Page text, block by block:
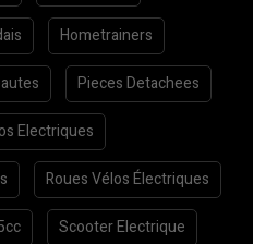
Hometrainers
Pieces Detachees
Electriques
Roues Vélos Électriques
Scooter Electrique